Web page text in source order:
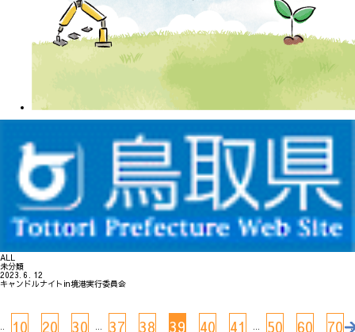
ALL
未分類
2023. 6. 12
キャンドルナイトin境港実行委員会
10 20 30 ... 37 38 39 40 41 ... 50 60 70